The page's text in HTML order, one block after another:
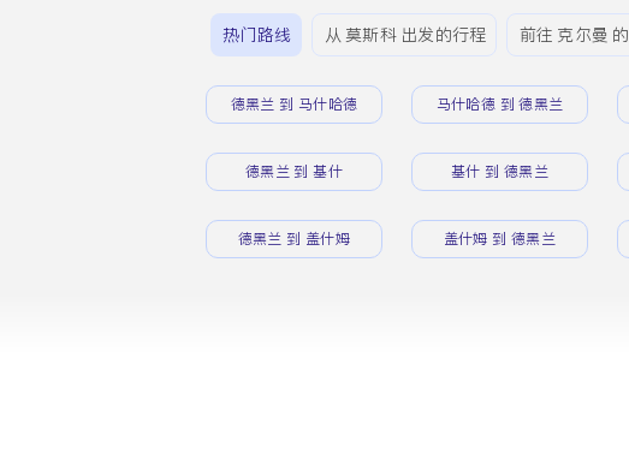
热门路线 从 莫斯科 出发的行程 前往 克尔曼
德黑兰 到 马什哈德 马什哈德 到 德黑兰
德黑兰 到 基什 基什 到 德黑兰
德黑兰 到 盖什姆 盖什姆 到 德黑兰